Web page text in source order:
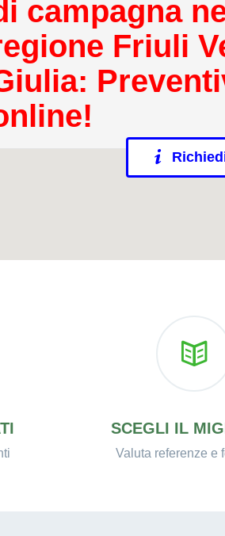
campagna
Friuli
SCEGLI IL
Valuta referenze e